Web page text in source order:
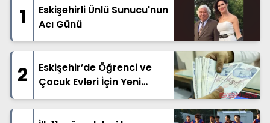
1
Eskişehirli Ünlü Sunucu'nun
Acı Günü
2
Eskişehir’de Öğrenci ve
Çocuk Evleri İçin Yeni
Tarife Belli Oldu